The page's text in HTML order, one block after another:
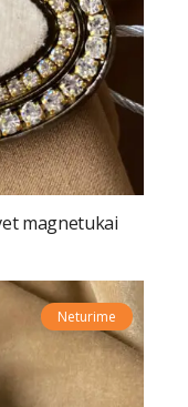
magnetukai
Neturime